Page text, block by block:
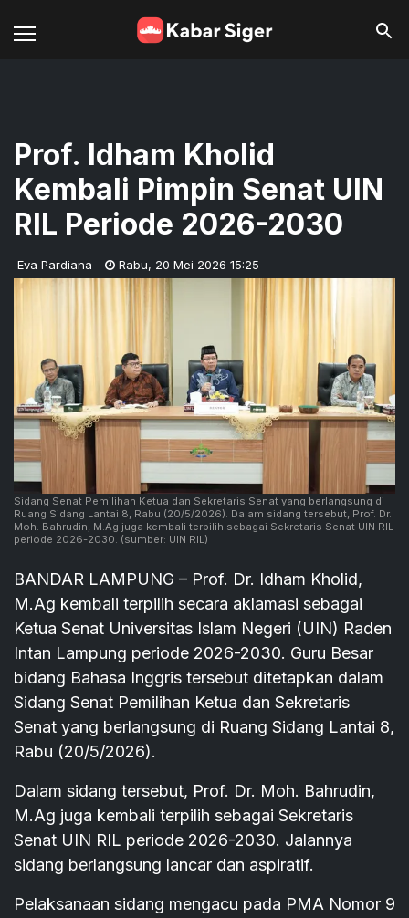
Prof. Idham Kholid
Kembali Pimpin Senat UIN
RIL Periode 2026-2030
Eva Pardiana - Rabu, 20 Mei 2026 15:25
Sidang Senat Pemilihan Ketua dan Sekretaris Senat yang berlangsung di
Ruang Sidang Lantai 8, Rabu (20/5/2026). Dalam sidang tersebut, Prof. Dr.
Moh. Bahrudin, M.Ag juga kembali terpilih sebagai Sekretaris Senat UIN RIL
periode 2026-2030. (sumber: UIN RIL)
BANDAR LAMPUNG – Prof. Dr. Idham Kholid,
M.Ag kembali terpilih secara aklamasi sebagai
Ketua Senat Universitas Islam Negeri (UIN) Raden
Intan Lampung periode 2026-2030. Guru Besar
bidang Bahasa Inggris tersebut ditetapkan dalam
Sidang Senat Pemilihan Ketua dan Sekretaris
Senat yang berlangsung di Ruang Sidang Lantai 8,
Rabu (20/5/2026).
Dalam sidang tersebut, Prof. Dr. Moh. Bahrudin,
M.Ag juga kembali terpilih sebagai Sekretaris
Senat UIN RIL periode 2026-2030. Jalannya
sidang berlangsung lancar dan aspiratif.
Pelaksanaan sidang mengacu pada PMA Nomor 9